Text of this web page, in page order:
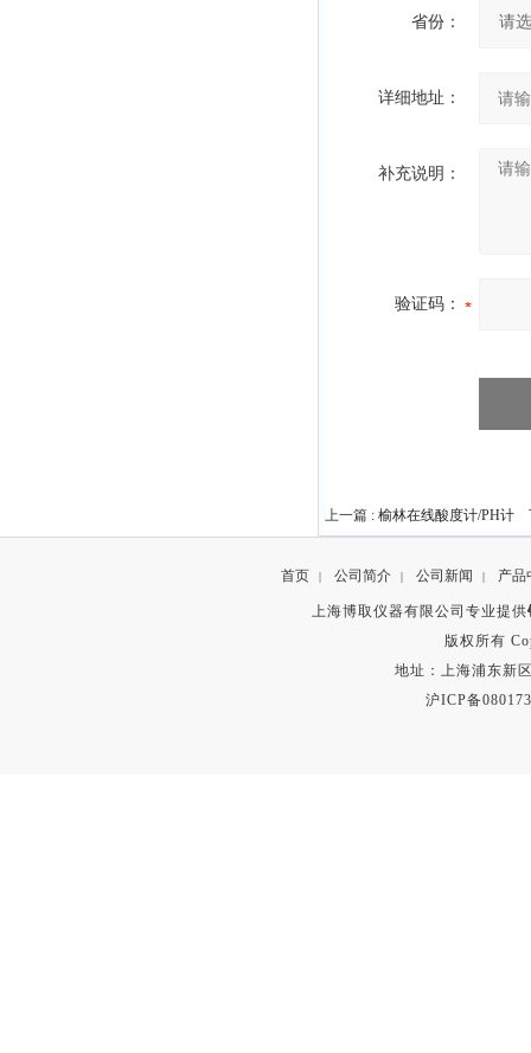
省份：
详细地址：
补充说明：
验证码：
上一篇 : 榆林在线酸度计/PH计
首页 | 公司简介 | 公司新闻 | 产品
上海博取仪器有限公司专业提供
版权所有
地址：上海浦东新
沪ICP备